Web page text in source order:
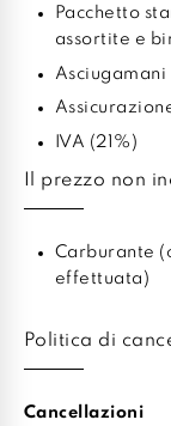
Pacchetto
assortite e
Asciugamani
IVA (21%)
Il prezzo non
Carburante
effettuata)
Politica di
Cancellazioni